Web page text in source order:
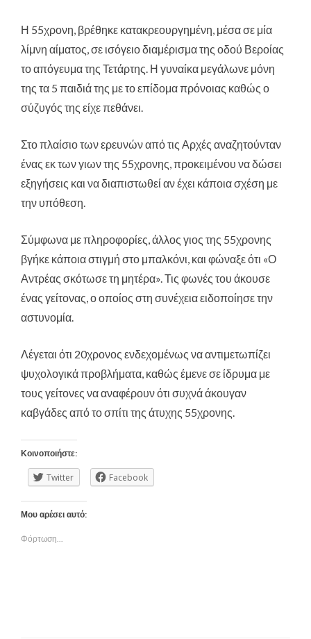
Η 55χρονη, βρέθηκε κατακρεουργημένη, μέσα σε μία
λίμνη αίματος, σε ισόγειο διαμέρισμα της οδού Βεροίας
το απόγευμα της Τετάρτης. Η γυναίκα μεγάλωνε μόνη
της τα 5 παιδιά της με το επίδομα πρόνοιας καθώς ο
σύζυγός της είχε πεθάνει.
Στο πλαίσιο των ερευνών από τις Αρχές αναζητούνταν
ένας εκ των γιων της 55χρονης, προκειμένου να δώσει
εξηγήσεις και να διαπιστωθεί αν έχει κάποια σχέση με
την υπόθεση.
Σύμφωνα με πληροφορίες, άλλος γιος της 55χρονης
βγήκε κάποια στιγμή στο μπαλκόνι, και φώναξε ότι «Ο
Αντρέας σκότωσε τη μητέρα». Τις φωνές του άκουσε
ένας γείτονας, ο οποίος στη συνέχεια ειδοποίησε την
αστυνομία.
Λέγεται ότι 20χρονος ενδεχομένως να αντιμετωπίζει
ψυχολογικά προβλήματα, καθώς έμενε σε ίδρυμα με
τους γείτονες να αναφέρουν ότι συχνά άκουγαν
καβγάδες από το σπίτι της άτυχης 55χρονης.
Κοινοποιήστε:
Twitter Facebook
Μου αρέσει αυτό:
Φόρτωση...